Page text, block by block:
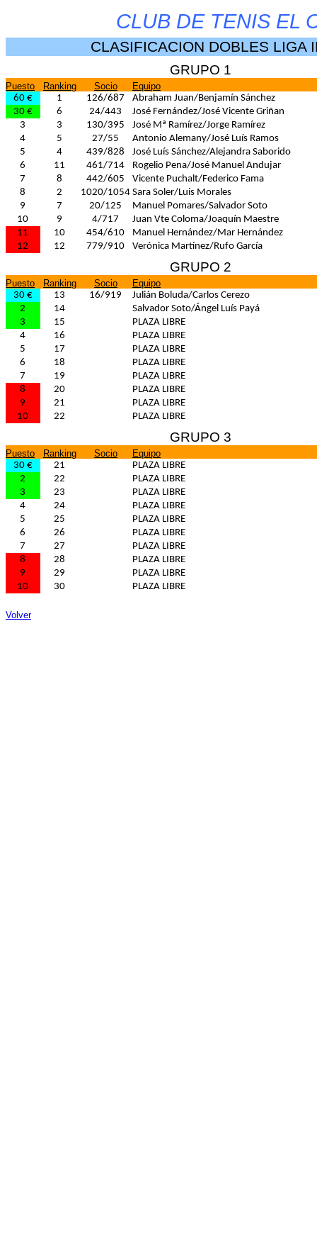
CLUB DE TENIS EL
CLASIFICACION DOBLES LIGA
GRUPO 1
Puesto Ranking Socio
Equipo
60 €
1 126/687
Abraham Juan/Benjamín Sánchez
30 €
6 24/443
José Fernández/José Vicente Griñan
3
3 130/395
José Mª Ramírez/Jorge Ramírez
4
5 27/55
Antonio Alemany/José Luís Ramos
5
4 439/828
José Luís Sánchez/Alejandra Saborido
6
11 461/714
Rogelio Pena/José Manuel Andujar
7
8 442/605
Vicente Puchalt/Federico Fama
8
2 1020/1054 Sara Soler/Luis Morales
9
7 20/125
Manuel Pomares/Salvador Soto
10
9 4/717
Juan Vte Coloma/Joaquín Maestre
11
10 454/610
Manuel Hernández/Mar Hernández
12
12 779/910 Verónica Martínez/Rufo García
GRUPO 2
Puesto Ranking Socio
Equipo
30 €
13 16/919
Julián Boluda/Carlos Cerezo
2
14
Salvador Soto/Ángel Luís Payá
3
15
PLAZA LIBRE
4
16
PLAZA LIBRE
5
17
PLAZA LIBRE
6
18
PLAZA LIBRE
7
19
PLAZA LIBRE
8
20
PLAZA LIBRE
9
21
PLAZA LIBRE
10
22 PLAZA LIBRE
GRUPO 3
Puesto Ranking Socio
Equipo
30 €
21
PLAZA LIBRE
2
22
PLAZA LIBRE
3
23
PLAZA LIBRE
4
24
PLAZA LIBRE
5
25
PLAZA LIBRE
6
26
PLAZA LIBRE
7
27
PLAZA LIBRE
8
28
PLAZA LIBRE
9
29
PLAZA LIBRE
10
30 PLAZA LIBRE
Volver